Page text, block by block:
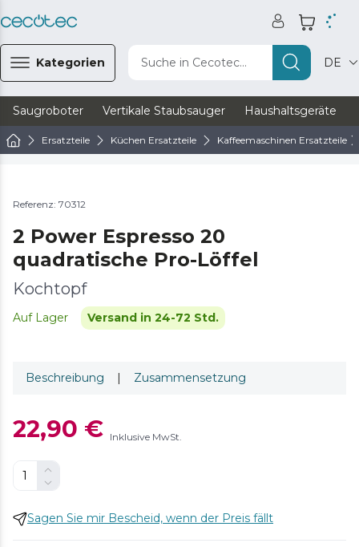
Kategorien Suche in Cecotec... DE
Saugroboter Vertikale Staubsauger Haushaltsgeräte
Ersatzteile Küchen Ersatzteile Kaffeemaschinen Ersatzteile
Referenz: 70312
2 Power Espresso 20
quadratische Pro-Löffel
Kochtopf
Auf Lager Versand in 24-72 Std.
Beschreibung | Zusammensetzung
22,90 € Inklusive MwSt.
Sagen Sie mir Bescheid, wenn der Preis fällt